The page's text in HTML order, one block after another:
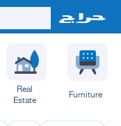
Real
Estate
Furniture